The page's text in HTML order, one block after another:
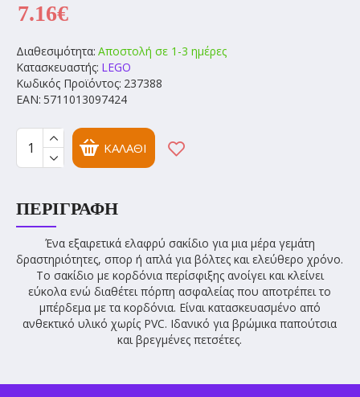
Διαθεσιμότητα: Αποστολή σε 1-3 ημέρες
Κατασκευαστής: LEGO
Κωδικός Προϊόντος: 237388
EAN: 5711013097424
7.16€
ΚΑΛΆΘΙ
ΠΕΡΙΓΡΑΦΉ
Ένα εξαιρετικά ελαφρύ σακίδιο για μια μέρα γεμάτη
δραστηριότητες, σπορ ή απλά για βόλτες και ελεύθερο χρόνο.
Το σακίδιο με κορδόνια περίσφιξης ανοίγει και κλείνει
εύκολα ενώ διαθέτει πόρπη ασφαλείας που αποτρέπει το
μπέρδεμα με τα κορδόνια. Είναι κατασκευασμένο από
ανθεκτικό υλικό χωρίς PVC. Ιδανικό για βρώμικα παπούτσια
και βρεγμένες πετσέτες.